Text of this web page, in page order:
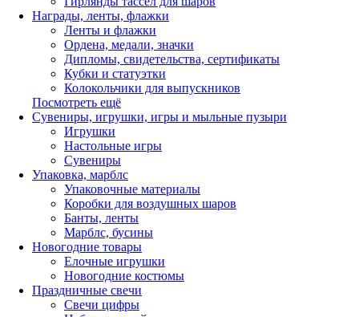
Награды, ленты, флажки
Ленты и флажки
Ордена, медали, значки
Дипломы, свидетельства, сертификаты
Кубки и статуэтки
Колокольчики для выпускников
Посмотреть ещё
Сувениры, игрушки, игры и мыльные пузыри
Игрушки
Настольные игры
Сувениры
Упаковка, марблс
Упаковочные материалы
Коробки для воздушных шаров
Банты, ленты
Марблс, бусины
Новогодние товары
Елочные игрушки
Новогодние костюмы
Праздничные свечи
Свечи цифры